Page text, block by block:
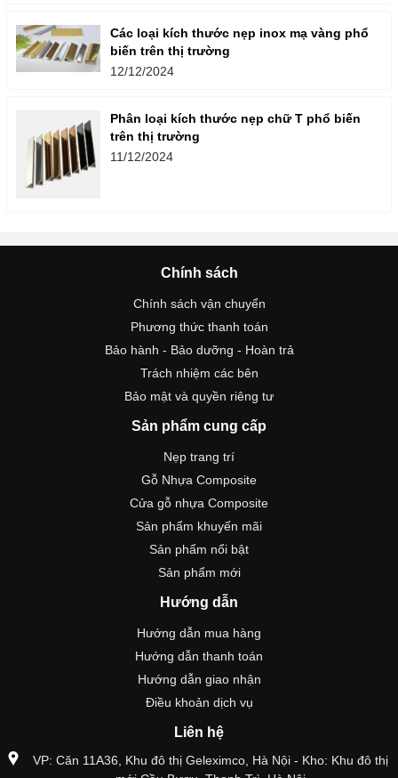
Các loại kích thước nẹp inox mạ vàng phổ
biến trên thị trường
12/12/2024
Phân loại kích thước nẹp chữ T phổ biến
trên thị trường
11/12/2024
Chính sách
Chính sách vận chuyển
Phương thức thanh toán
Bảo hành - Bảo dưỡng - Hoàn trả
Trách nhiệm các bên
Bảo mật và quyền riêng tư
Sản phẩm cung cấp
Nẹp trang trí
Gỗ Nhựa Composite
Cửa gỗ nhựa Composite
Sản phẩm khuyến mãi
Sản phẩm nổi bật
Sản phẩm mới
Hướng dẫn
Hướng dẫn mua hàng
Hướng dẫn thanh toán
Hướng dẫn giao nhận
Điều khoản dịch vụ
Liên hệ
VP: Căn 11A36, Khu đô thị Geleximco, Hà Nội - Kho: Khu đô thị